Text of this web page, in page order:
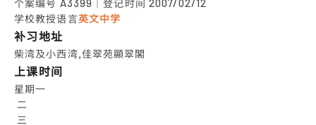
个案编号 A3399 ｜登记时间 2007/02/12
学校教授语言英文中学
补习地址
柴湾及小西湾,佳翠苑顯翠閣
上课时间
星期一
二